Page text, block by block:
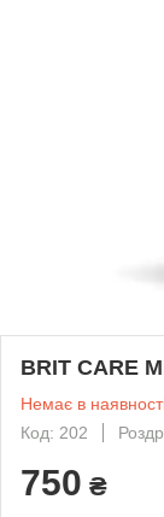
BRIT CARE
Немає в
Код: 202
750 ₴